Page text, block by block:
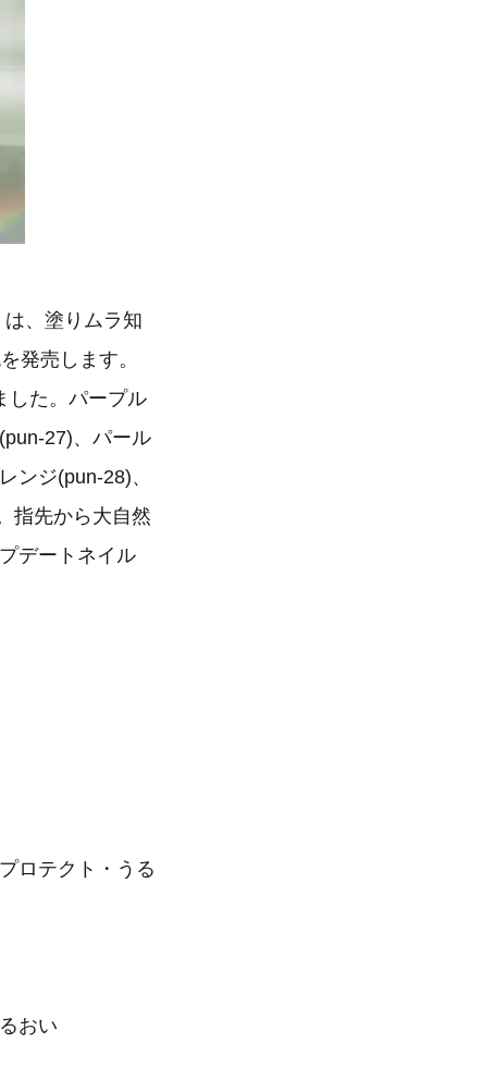
、塗りムラ知
発売します。
した。パープル
27)、パール
ンジ(pun-28)、
指先から大自然
デートネイル
ロテクト・うる
おい